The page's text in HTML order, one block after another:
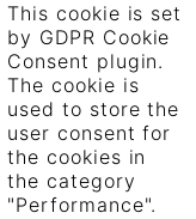
This cookie is set
by GDPR Cookie
Consent plugin.
The cookie is
used to store the
user consent for
the cookies in
the category
"Performance".